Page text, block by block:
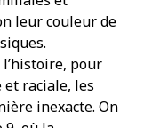
leur couleur de
pour
raciale, les
inexacte. On